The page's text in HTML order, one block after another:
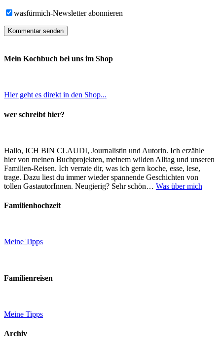
wasfürmich-Newsletter abonnieren
Mein Kochbuch bei uns im Shop
Hier geht es direkt in den Shop...
wer schreibt hier?
Hallo, ICH BIN CLAUDI, Journalistin und Autorin. Ich erzähle
hier von meinen Buchprojekten, meinem wilden Alltag und unseren
Familien-Reisen. Ich verrate dir, was ich gern koche, esse, lese,
trage. Dazu liest du immer wieder spannende Geschichten von
tollen GastautorInnen. Neugierig? Sehr schön… Was über mich
Familienhochzeit
Meine Tipps
Familienreisen
Meine Tipps
Archiv